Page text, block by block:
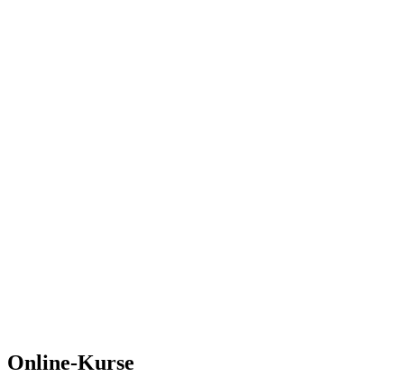
Online-Kurse